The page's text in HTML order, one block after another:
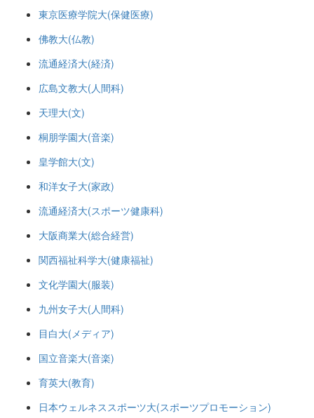
東京医療学院大(保健医療)
佛教大(仏教)
流通経済大(経済)
広島文教大(人間科)
天理大(文)
桐朋学園大(音楽)
皇学館大(文)
和洋女子大(家政)
流通経済大(スポーツ健康科)
大阪商業大(総合経営)
関西福祉科学大(健康福祉)
文化学園大(服装)
九州女子大(人間科)
目白大(メディア)
国立音楽大(音楽)
育英大(教育)
日本ウェルネススポーツ大(スポーツプロモーション)